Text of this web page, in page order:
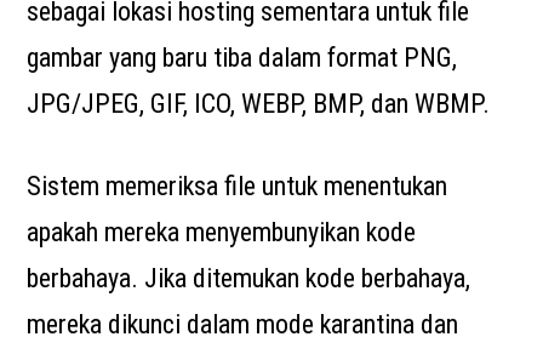
sebagai lokasi hosting sementara untuk file
gambar yang baru tiba dalam format PNG,
JPG/JPEG, GIF, ICO, WEBP, BMP, dan WBMP.
Sistem memeriksa file untuk menentukan
apakah mereka menyembunyikan kode
berbahaya. Jika ditemukan kode berbahaya,
mereka dikunci dalam mode karantina dan